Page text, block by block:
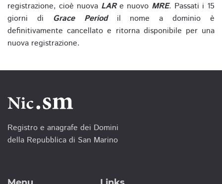
registrazione, cioè nuova LARe nuovo MRE. Passati i 15
giorni di Grace Periodil nome a dominio è
definitivamente cancellato e ritorna disponibile per una
nuova registrazione.
Registro e anagrafe dei Domini
della Repubblica di San Marino